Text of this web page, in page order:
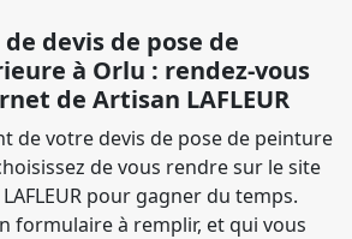
devis de pose de
à Orlu : rendez-vous
de Artisan LAFLEUR
de votre devis de pose de peinture
de vous rendre sur le site
pour gagner du temps.
formulaire à remplir, et qui vous